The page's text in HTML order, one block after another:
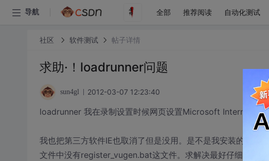
导航 全部 推荐阅读 自动化测试
社区 软件测试 帖子详情
求助·！loadrunner问题
sun4gl 2012-03-07 12:23:40
loadrunner 我在录制设置时候网页设置Microsoft Internet
我也把第三方软件IE也取消了但是没用。是不是我安装的时候
文件中没有register_vugen.bat这文件。求解决最好仔细说明